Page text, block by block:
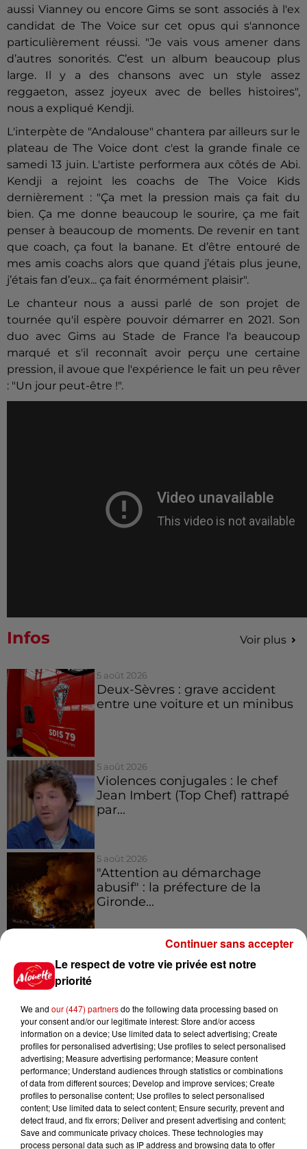
aussi Vianney ou encore Gims se sont associés à l'ex
candidat de The Voice sur cet opus qui s'annonce
particulièrement réussi. "Je vais vous amener dans
d’autres sonorités. C’est un album beaucoup plus
large. Il y a des chansons avec un style assez
reggaeton, assez joyeux avec de belles histoires",
nous a expliqué Kendji.
L'interpète de "Andalouse" chantera par ailleurs sur le
plateau de The Voice dont c'est la grande finale ce
samedi 13 juin. L'artiste performera aux côtés de Abi.
Kendji a rejoint les coachs de The Voice Kids
dernièrement : "Ça met la pression mais ça fait du
bien. Ça me donne beaucoup le sourire, ça me fait
penser à beaucoup de moments. De revenir en tant
que coach, ça fout la banane. Et d’être entouré de
mes amis coachs alors que quand j’étais plus jeune,
j’étais fan d’eux... ça fait énormément plaisir".
Le chanteur nous a aussi parlé de son projet de
tournée qu'il espère pouvoir démarrer en 2021. Son
duo avec Gims au Stade de France l'a beaucoup
marqué et s'il reconnaît avoir perçu une certaine
pression, il avoue que l'expérience le fait un peu rêver
: "Un jour peut-être !".
Infos Voir plus
5 août 2026
Deux-Sèvres : grave accident
entre une voiture et un minibus
5 août 2026
Violences conjugales : le chef
Jean Imbert (Top Chef) rattrapé
par...
5 août 2026
"Attention au démarchage
abusif" : la préfecture de la
Gironde...
À LA UNE : incendie à La
Jeux Voir plus
Gagnez vos places pour le
Festival du Roi Arthur 2026 !
Le respect de votre vie privée est notre
priorité
We and our (447) partnersdo the following data processing based on
your consent and/or our legitimate interest: Store and/or access
information on a device; Use limited data to select advertising; Create
profiles for personalised advertising; Use profiles to select personalised
advertising; Measure advertising performance; Measure content
performance; Understand audiences through statistics or combinations
of data from different sources; Develop and improve services; Create
profiles to personalise content; Use profiles to select personalised
content; Use limited data to select content; Ensure security, prevent and
detect fraud, and fix errors; Deliver and present advertising and content;
Save and communicate privacy choices. These technologies may
process personal data such as IP address and browsing data to offer
Continuer sans accepter